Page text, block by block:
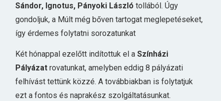
Sándor, Ignotus, Pányoki László tollából. Úgy
gondoljuk, a Múlt még bőven tartogat meglepetéseket,
így érdemes folytatni sorozatunkat
Két hónappal ezelőtt indítottuk el aSzínházi
Pályázat rovatunkat, amelyben eddig 8 pályázati
felhívást tettünk közzé. A továbbiakban is folytatjuk
ezt a fontos és naprakész szolgáltatásunkat.